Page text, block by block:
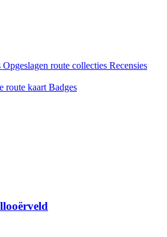
Opgeslagen route collecties Recensies
route kaart Badges